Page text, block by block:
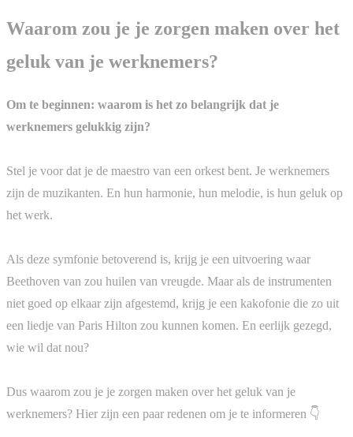
Waarom zou je je zorgen maken over het
geluk van je werknemers?
Om te beginnen: waarom is het zo belangrijk dat je
werknemers gelukkig zijn?
Stel je voor dat je de maestro van een orkest bent. Je werknemers
zijn de muzikanten. En hun harmonie, hun melodie, is hun geluk op
het werk.
Als deze symfonie betoverend is, krijg je een uitvoering waar
Beethoven van zou huilen van vreugde. Maar als de instrumenten
niet goed op elkaar zijn afgestemd, krijg je een kakofonie die zo uit
een liedje van Paris Hilton zou kunnen komen. En eerlijk gezegd,
wie wil dat nou?
Dus waarom zou je je zorgen maken over het geluk van je
werknemers? Hier zijn een paar redenen om je te informeren 👇